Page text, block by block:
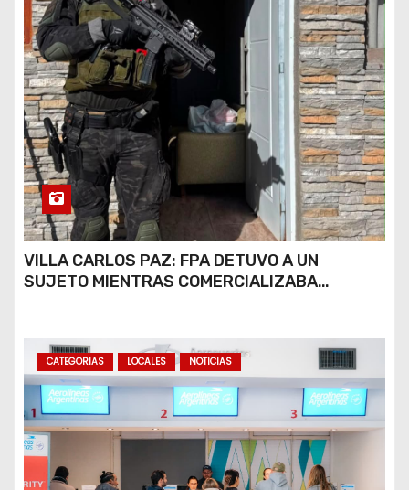
VILLA CARLOS PAZ: FPA DETUVO A UN
SUJETO MIENTRAS COMERCIALIZABA
CATEGORIAS LOCALES NOTICIAS